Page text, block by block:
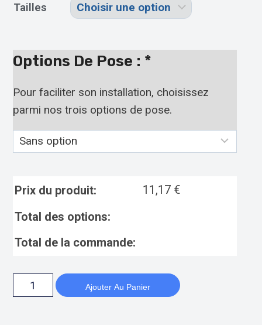
Tailles
Options De Pose : *
Pour faciliter son installation, choisissez
parmi nos trois options de pose.
Prix du produit: 11,17 €
Total des options:
Total de la commande:
Ajouter Au Panier